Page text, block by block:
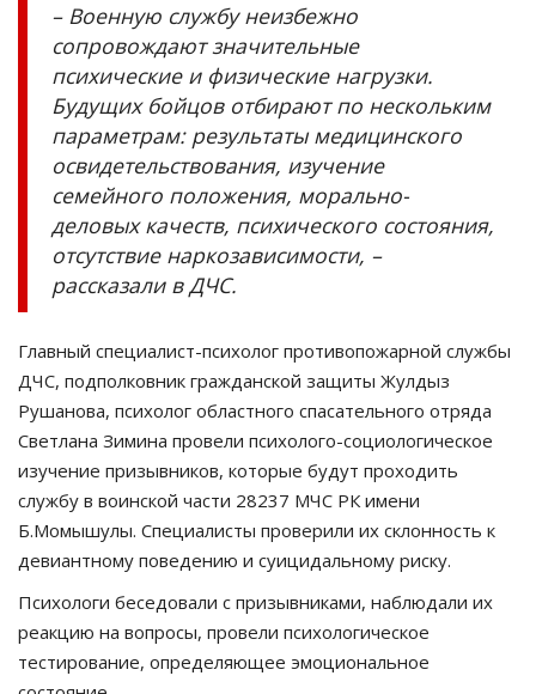
– Военную службу неизбежно
сопровождают значительные
психические и физические нагрузки.
Будущих бойцов отбирают по нескольким
параметрам: результаты медицинского
освидетельствования, изучение
семейного положения, морально-
деловых качеств, психического состояния,
отсутствие наркозависимости, –
рассказали в ДЧС.
Главный специалист-психолог противопожарной службы
ДЧС, подполковник гражданской защиты Жулдыз
Рушанова, психолог областного спасательного отряда
Светлана Зимина провели психолого-социологическое
изучение призывников, которые будут проходить
службу в воинской части 28237 МЧС РК имени
Б.Момышулы. Специалисты проверили их склонность к
девиантному поведению и суицидальному риску.
Психологи беседовали с призывниками, наблюдали их
реакцию на вопросы, провели психологическое
тестирование, определяющее эмоциональное